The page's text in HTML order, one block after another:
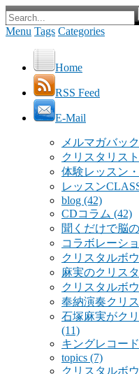
Menu Tags Categories
Home
RSS Feed
E-Mail
メルマガバッ
クリスタリス
体験レッスン
レッスン
blog (42)
CDコラム (42)
聞くだけで脳
コラボレーシ
クリスタルボ
麻実のクリス
クリスタルボ
奉納演奏クリ
石塚麻実がク
(11)
キングレコー
topics (7)
クリスタルボ